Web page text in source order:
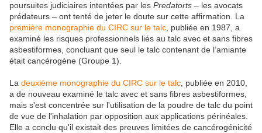
poursuites judiciaires intentées par les Predatorts – les avocats
prédateurs – ont tenté de jeter le doute sur cette affirmation. La
première monographie du CIRC sur le talc, publiée en 1987, a
examiné les risques professionnels liés au talc avec et sans fibres
asbestiformes, concluant que seul le talc contenant de l’amiante
était cancérogène (Groupe 1).
La deuxième monographie du CIRC sur le talc, publiée en 2010,
a de nouveau examiné le talc avec et sans fibres asbestiformes,
mais s'est concentrée sur l'utilisation de la poudre de talc du point
de vue de l'inhalation par opposition aux applications périnéales.
Elle a conclu qu'il existait des preuves limitées de cancérogénicité